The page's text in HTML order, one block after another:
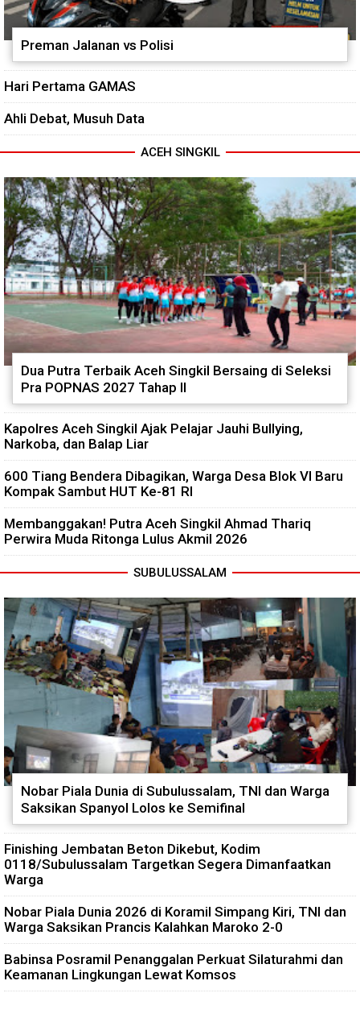
Preman Jalanan vs Polisi
Hari Pertama GAMAS
Ahli Debat, Musuh Data
ACEH SINGKIL
Dua Putra Terbaik Aceh Singkil Bersaing di Seleksi
Pra POPNAS 2027 Tahap II
Kapolres Aceh Singkil Ajak Pelajar Jauhi Bullying,
Narkoba, dan Balap Liar
600 Tiang Bendera Dibagikan, Warga Desa Blok VI Baru
Kompak Sambut HUT Ke-81 RI
Membanggakan! Putra Aceh Singkil Ahmad Thariq
Perwira Muda Ritonga Lulus Akmil 2026
SUBULUSSALAM
Nobar Piala Dunia di Subulussalam, TNI dan Warga
Saksikan Spanyol Lolos ke Semifinal
Finishing Jembatan Beton Dikebut, Kodim
0118/Subulussalam Targetkan Segera Dimanfaatkan
Warga
Nobar Piala Dunia 2026 di Koramil Simpang Kiri, TNI dan
Warga Saksikan Prancis Kalahkan Maroko 2-0
Babinsa Posramil Penanggalan Perkuat Silaturahmi dan
Keamanan Lingkungan Lewat Komsos